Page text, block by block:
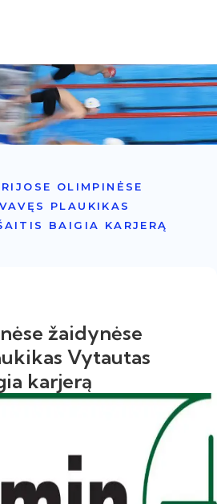
OLIMPINĖSE
PLAUKIKAS
BAIGIA KARJERĄ
žaidynėse
Vytautas
karjerą